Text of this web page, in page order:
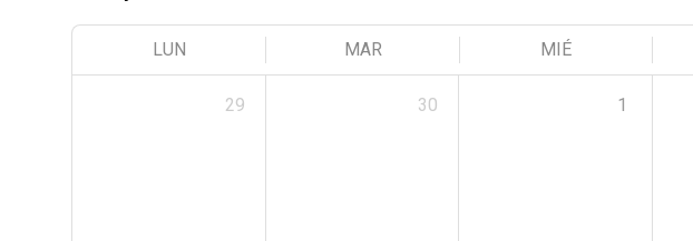
LUN MAR MIÉ
29 30 1